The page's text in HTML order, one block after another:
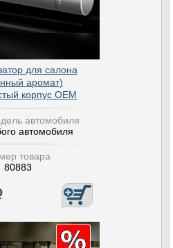
для салона
аромат)
корпус OEM
автомобиля
автомобиля
товара
80883